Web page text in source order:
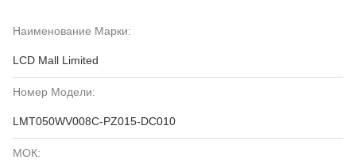
Наименование Марки:
LCD Mall Limited
Номер Модели:
LMT050WV008C-PZ015-DC010
МОК: